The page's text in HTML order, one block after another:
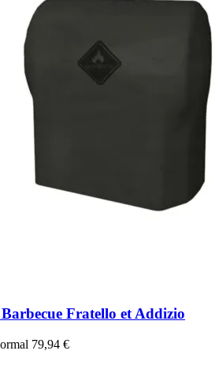
Fratello et Addizio
79,94 €